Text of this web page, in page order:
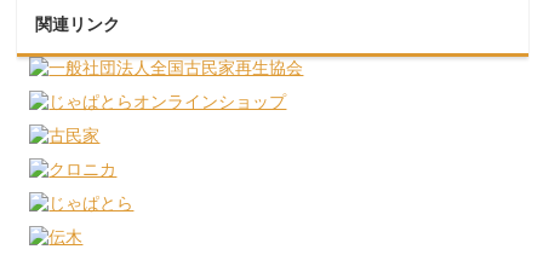
関連リンク